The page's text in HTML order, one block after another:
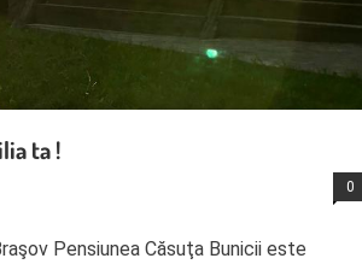
ta !
0
Pensiunea Căsuţa Bunicii este